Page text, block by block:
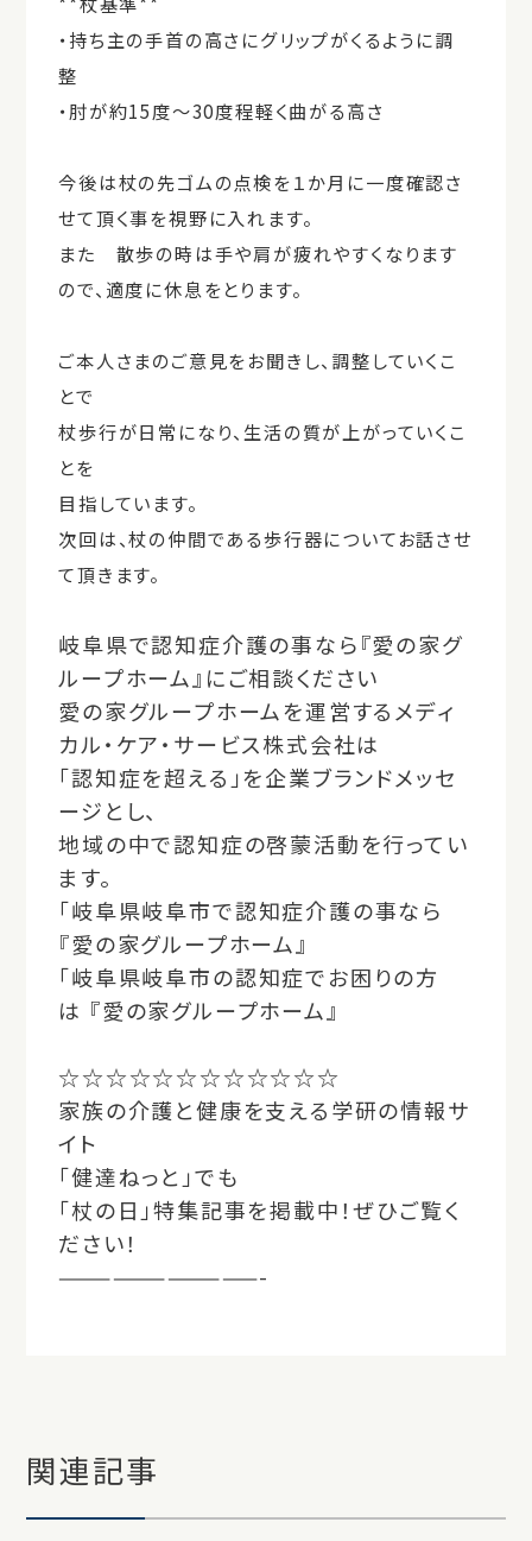
・持ち主の手首の高さ にグリップがくるように調
整
・肘が約15度～30度程軽く曲がる高さ
今後は杖の先ゴムの点検を１か月に一度確認さ
せて頂く事を視野に入れます。
また 散歩の時は手や肩が疲れやすくなります
ので、適度に休息をとります。
ご本人さまのご意見をお聞きし、調整していくこ
とで
杖歩行が日常になり、生活の質が上がっていくこ
とを
目指しています。
次回は、杖の仲間である歩行器についてお話させ
て頂きます。
岐阜県で認知症介護の事なら『愛の家グ
ループホーム』 にご相談ください
愛の家グループホームを運営するメディ
カル・ケア・サービス株式会社は
「認知症を超える」を企業ブランドメッセ
ージとし、
地域の中で認知症の啓蒙活動を行ってい
ます。
「岐阜県岐阜市で認知症介護の事なら
『愛の家グループホーム』
「岐阜県岐阜市の認知症でお困りの方
は 『愛の家グループホーム』
☆☆☆☆☆☆☆☆☆☆☆☆
家族の介護と健康を支える学研の情報サ
イト
「健達ねっと」でも
「杖の日」特集記事を掲載中！ぜひご覧く
ださい！
———————————-
関連記事